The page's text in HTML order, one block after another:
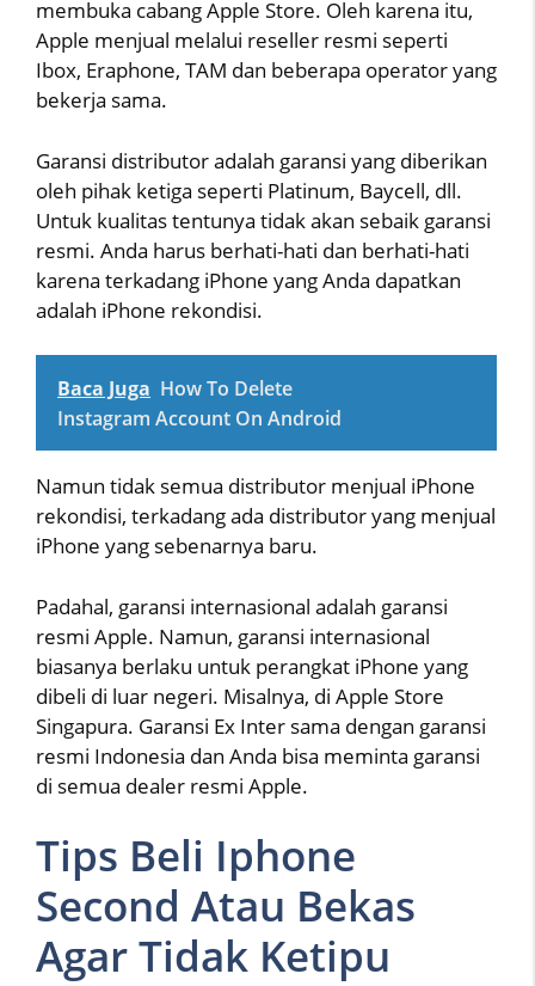
membuka cabang Apple Store. Oleh karena itu,
Apple menjual melalui reseller resmi seperti
Ibox, Eraphone, TAM dan beberapa operator yang
bekerja sama.
Garansi distributor adalah garansi yang diberikan
oleh pihak ketiga seperti Platinum, Baycell, dll.
Untuk kualitas tentunya tidak akan sebaik garansi
resmi. Anda harus berhati-hati dan berhati-hati
karena terkadang iPhone yang Anda dapatkan
adalah iPhone rekondisi.
Baca Juga How To Delete
Instagram Account On Android
Namun tidak semua distributor menjual iPhone
rekondisi, terkadang ada distributor yang menjual
iPhone yang sebenarnya baru.
Padahal, garansi internasional adalah garansi
resmi Apple. Namun, garansi internasional
biasanya berlaku untuk perangkat iPhone yang
dibeli di luar negeri. Misalnya, di Apple Store
Singapura. Garansi Ex Inter sama dengan garansi
resmi Indonesia dan Anda bisa meminta garansi
di semua dealer resmi Apple.
Tips Beli Iphone
Second Atau Bekas
Agar Tidak Ketipu